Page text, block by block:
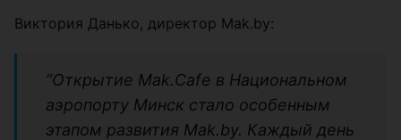
Виктория Данько, директор Mak.by:
“Открытие Mak.Cafe в Национальном
аэропорту Минск стало особенным
этапом развития Mak.by. Каждый день